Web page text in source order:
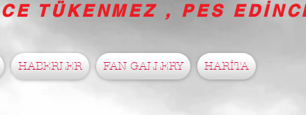
TÜKENMEZ , PES
HABERLER FAN GALLERY HARİTA